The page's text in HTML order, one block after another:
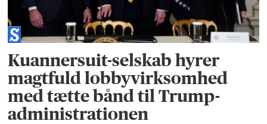
Kuannersuit-selskab hyrer
magtfuld lobbyvirksomhed
med tætte bånd til Trump-
administrationen